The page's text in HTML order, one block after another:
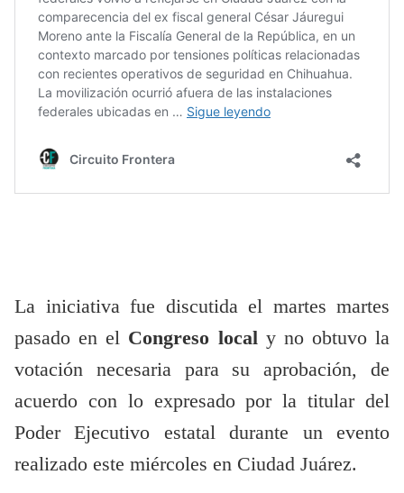
La iniciativa fue discutida el martes martes
pasado en el Congreso localy no obtuvo la
votación necesaria para su aprobación, de
acuerdo con lo expresado por la titular del
Poder Ejecutivo estatal durante un evento
realizado este miércoles en Ciudad Juárez.